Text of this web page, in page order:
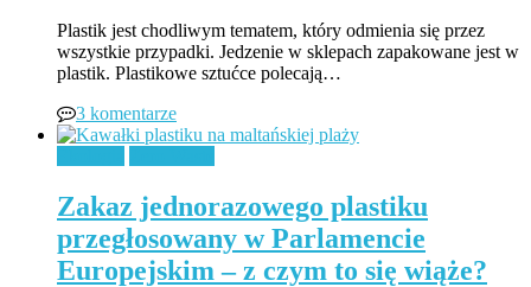
Plastik jest chodliwym tematem, który odmienia się przez
wszystkie przypadki. Jedzenie w sklepach zapakowane jest w
plastik. Plastikowe sztućce polecają…
3 komentarze
Zakaz jednorazowego plastiku
przegłosowany w Parlamencie
Europejskim – z czym to się wiąże?